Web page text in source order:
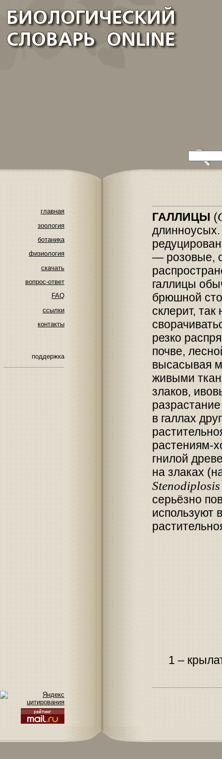
главная
зоология
ботаника
физиология
скачать
вопрос-ответ
FAQ
ссылки
контакты
поддержка
ГАЛЛИЦЫ (
— розовые,
галлицы
брюшной
склерит,
резко
почве,
высасывая
живыми
злаков,
в галлах
растениям-
гнилой
на злаках
серьёзно
используют
1 –